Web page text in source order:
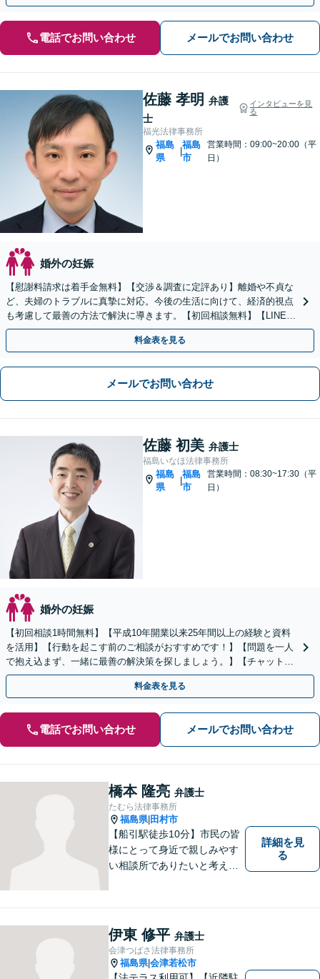
電話でお問い合わせ メールでお問い合わせ
佐藤 孝明 弁護
士
インタビューを見
る
福光法律事務所
福島
県
|
福島
市
営業時間：09:00~20:00（平
日）
婚外の妊娠
【慰謝料請求は着手金無料】【交渉＆調査に定評あり】離婚や不貞な
ど、夫婦のトラブルに真摯に対応。今後の生活に向けて、経済的視点
も考慮して最善の方法で解決に導きます。【初回相談無料】【LINE相
談可能】【子連れ相談OK】
料金表を見る
メールでお問い合わせ
佐藤 初美 弁護士
福島いなほ法律事務所
福島
県
|
福島
市
営業時間：08:30~17:30（平
日）
婚外の妊娠
【初回相談1時間無料】【平成10年開業以来25年間以上の経験と資料
を活用】【行動を起こす前のご相談がおすすめです！】【問題を一人
で抱え込まず、一緒に最善の解決策を探しましょう。】【チャットツ
ールも用いたこまめな連絡】
料金表を見る
電話でお問い合わせ メールでお問い合わせ
橋本 隆亮 弁護士
たむら法律事務所
福島県| 田村市
【船引駅徒歩10分】市民の皆
様にとって身近で親しみやす
い相談所でありたいと考えて
に、まずはお気軽にご相談く
ださい。 https://tamura-law.bi
z/ （公式ホームページ）
詳細を見
る
伊東 修平 弁護士
会津つばさ法律事務所
福島県|会津若松市